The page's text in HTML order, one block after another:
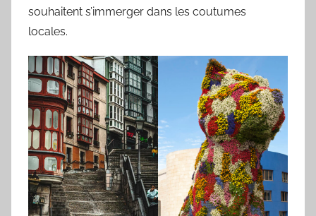
souhaitent s’immerger dans les coutumes
locales.